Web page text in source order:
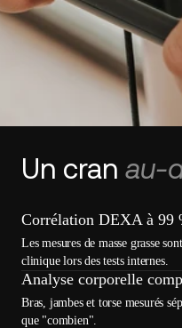
Un cran au-
Corrélation DEXA à 99
Les mesures de masse grasse
clinique lors des tests internes.
Analyse corporelle
Bras, jambes et torse mesurés
que "combien".